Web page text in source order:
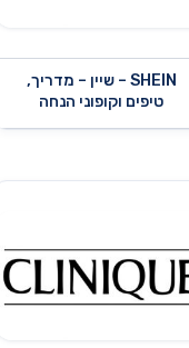
SHEIN – שיין – מדריך,
טיפים וקופוני הנחה